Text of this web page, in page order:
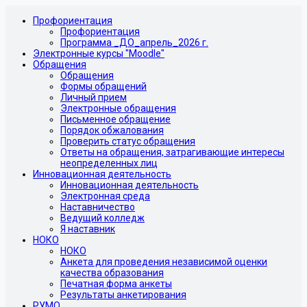
Профориентация
Профориентация
Программа _ДО_апрель_2026 г.
Электронные курсы "Moodle"
Обращения
Обращения
Формы обращений
Личный прием
Электронные обращения
Письменное обращение
Порядок обжалования
Проверить статус обращения
Ответы на обращения, затрагивающие интересы
неопределенных лиц
Инновационная деятельность
Инновационная деятельность
Электронная среда
Наставничество
Ведущий колледж
Я наставник
НОКО
НОКО
Анкета для проведения независимой оценки
качества образования
Печатная форма анкеты
Результаты анкетирования